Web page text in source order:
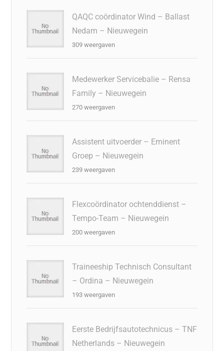
QAQC coördinator Wind – Ballast
Nedam – Nieuwegein
309 weergaven
Medewerker Servicebalie – Rensa
Family – Nieuwegein
270 weergaven
Assistent uitvoerder – Eminent
Groep – Nieuwegein
239 weergaven
Flexcoördinator ochtenddienst –
Tempo-Team – Nieuwegein
200 weergaven
Traineeship Technisch Consultant
– Ordina – Nieuwegein
193 weergaven
Eerste Bedrijfsautotechnicus – TNF
Netherlands – Nieuwegein